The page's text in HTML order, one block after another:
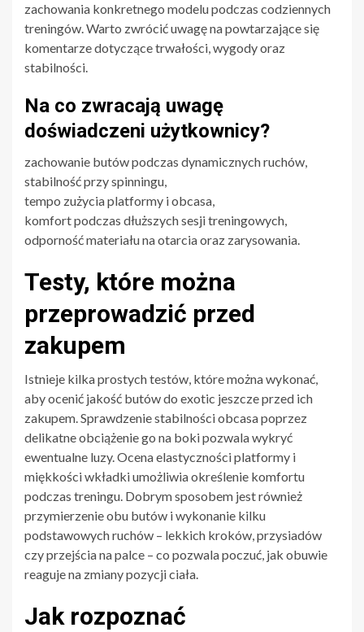
zachowania konkretnego modelu podczas codziennych
treningów. Warto zwrócić uwagę na powtarzające się
komentarze dotyczące trwałości, wygody oraz
stabilności.
Na co zwracają uwagę
doświadczeni użytkownicy?
zachowanie butów podczas dynamicznych ruchów,
stabilność przy spinningu,
tempo zużycia platformy i obcasa,
komfort podczas dłuższych sesji treningowych,
odporność materiału na otarcia oraz zarysowania.
Testy, które można
przeprowadzić przed
zakupem
Istnieje kilka prostych testów, które można wykonać,
aby ocenić jakość butów do exotic jeszcze przed ich
zakupem. Sprawdzenie stabilności obcasa poprzez
delikatne obciążenie go na boki pozwala wykryć
ewentualne luzy. Ocena elastyczności platformy i
miękkości wkładki umożliwia określenie komfortu
podczas treningu. Dobrym sposobem jest również
przymierzenie obu butów i wykonanie kilku
podstawowych ruchów – lekkich kroków, przysiadów
czy przejścia na palce – co pozwala poczuć, jak obuwie
reaguje na zmiany pozycji ciała.
Jak rozpoznać